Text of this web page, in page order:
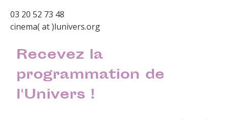
03 20 52 73 48
cinema( at )lunivers.org
Recevez la
programmation de
l'Univers !